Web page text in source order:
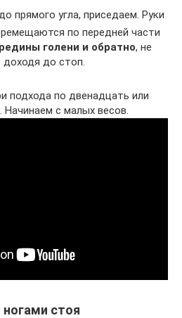
прямого угла, приседаем. Руки
по передней части
голени и обратно, не
доходя до стоп.
подхода по двенадцать или
Начинаем с малых весов.
стоя